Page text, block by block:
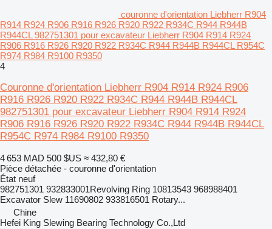
couronne d'orientation Liebherr R904
R914 R924 R906 R916 R926 R920 R922 R934C R944 R944B
R944CL 982751301 pour excavateur Liebherr R904 R914 R924
R906 R916 R926 R920 R922 R934C R944 R944B R944CL R954C
R974 R984 R9100 R9350
4
Couronne d'orientation Liebherr R904 R914 R924 R906
R916 R926 R920 R922 R934C R944 R944B R944CL
982751301 pour excavateur Liebherr R904 R914 R924
R906 R916 R926 R920 R922 R934C R944 R944B R944CL
R954C R974 R984 R9100 R9350
4 653 MAD 500 $US ≈ 432,80 €
Pièce détachée - couronne d'orientation
État neuf
982751301 932833001Revolving Ring 10813543 968988401
Excavator Slew 11690802 933816501 Rotary...
Chine
Hefei King Slewing Bearing Technology Co.,Ltd